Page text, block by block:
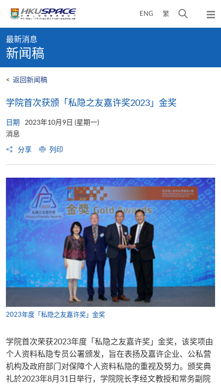
content
ENG 繁
开
弹
出
content
start
最新消息
新闻稿
< 返回新闻稿
学院首次获颁「私隐之友嘉许奖2023」金奖
日期
2023年10月9日 (星期一)
消息
分享
列印
2023年度「私隐之友嘉许奖」金奖
学院首次荣获2023年度「私隐之友嘉许奖」金奖，该奖项由
个人资料私隐专员公署颁发，旨在表扬及嘉许企业、公私营
机构及政府部门对保障个人资料私隐的重视及努力。颁奖典
礼於2023年8月31日举行，学院院长李经文教授和常务副院